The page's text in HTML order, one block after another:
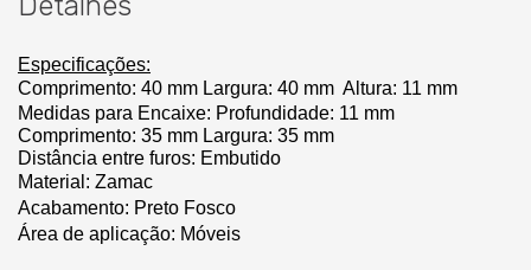
Especificações:
Comprimento: 40 mm Largura: 40 mm Altura: 11 mm
Medidas para Encaixe:
Comprimento: 35 mm Largura: 35 mm
Distância entre furos: Embutido
Material: Zamac
Acabamento: Preto Fosco
Área de aplicação: Móveis